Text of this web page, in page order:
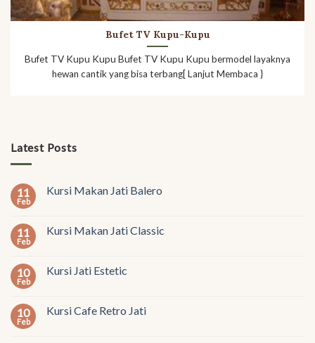
Latest Posts
11
Feb
Kursi Makan Jati Balero
11
Feb
Kursi Makan Jati Classic
10
Feb
Kursi Jati Estetic
10
Feb
Kursi Cafe Retro Jati
Bufet TV Kupu-Kupu
Bufet TV Kupu Kupu Bufet TV Kupu Kupu bermodel layaknya
hewan cantik yang bisa terbang[ Lanjut Membaca }